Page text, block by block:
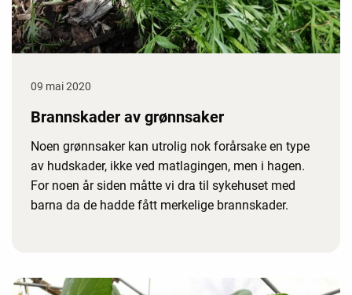
09 mai 2020
Brannskader av grønnsaker
Noen grønnsaker kan utrolig nok forårsake en type
av hudskader, ikke ved matlagingen, men i hagen.
For noen år siden måtte vi dra til sykehuset med
barna da de hadde fått merkelige brannskader.